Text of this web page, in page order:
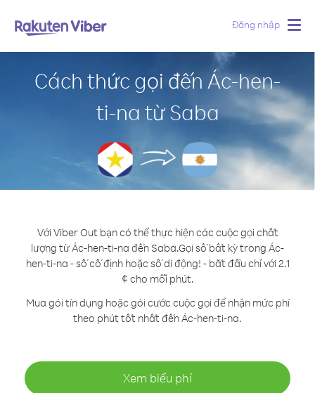
Đăng nhập
Cách thức gọi đến Ác-hen-
ti-na từ Saba
Với Viber Out bạn có thể thực hiện các cuộc gọi chất
lượng từ Ác-hen-ti-na đến Saba.Gọi số bất kỳ trong Ác-
hen-ti-na - số cố định hoặc số di động! - bắt đầu chỉ với 2.1
¢ cho mỗi phút.
Mua gói tín dụng hoặc gói cước cuộc gọi để nhận mức phí
theo phút tốt nhất đến Ác-hen-ti-na.
Xem biểu phí